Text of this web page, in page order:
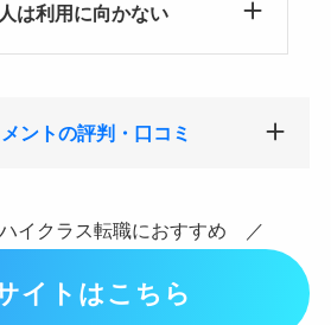
は利用に向かない
ントの評判・口コミ
イクラス転職におすすめ ／
イトはこちら